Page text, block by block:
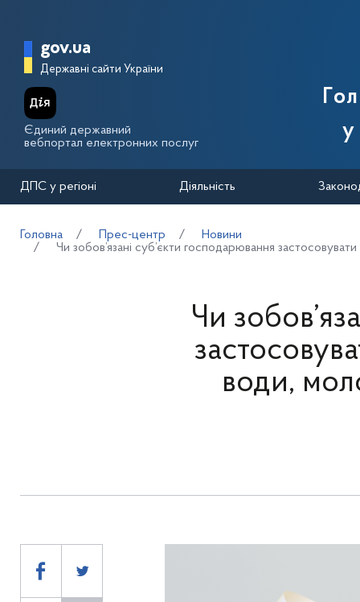
Головна сторінка Державної
gov.ua
Державні сайти України
Єдиний державний
вебпортал електронних послуг
у
ДПС у регіоні Діяльність
Головна Прес-центр
Новини
Чи зобов’язані суб’єкти господарювання
Чи
води,